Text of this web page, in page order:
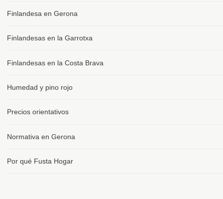
Finlandesa en Gerona
Finlandesas en la Garrotxa
Finlandesas en la Costa Brava
Humedad y pino rojo
Precios orientativos
Normativa en Gerona
Por qué Fusta Hogar